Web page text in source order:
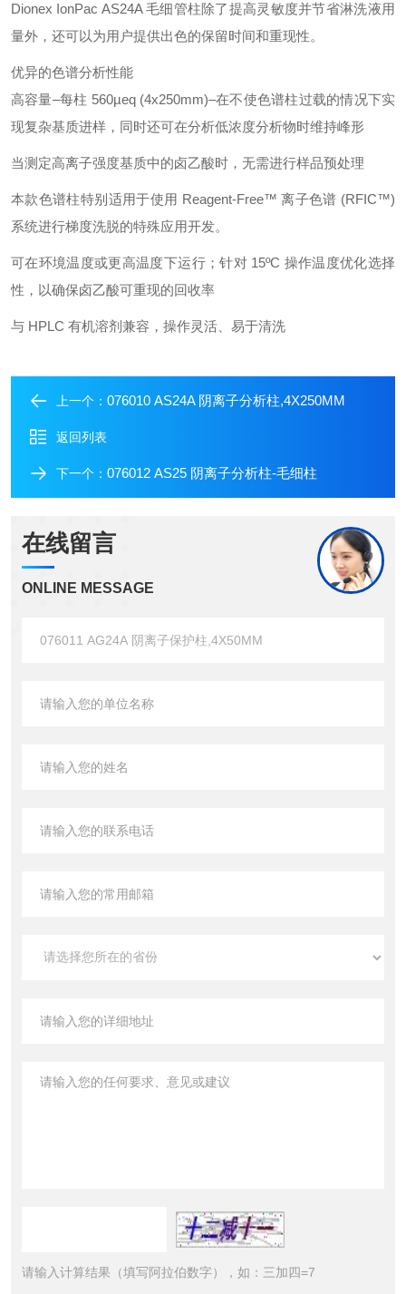
Dionex IonPac AS24A 毛细管柱除了提高灵敏度并节省淋洗液用
量外，还可以为用户提供出色的保留时间和重现性。
优异的色谱分析性能
高容量–每柱 560µeq (4x250mm)–在不使色谱柱过载的情况下实
现复杂基质进样，同时还可在分析低浓度分析物时维持峰形
当测定高离子强度基质中的卤乙酸时，无需进行样品预处理
本款色谱柱特别适用于使用 Reagent-Free™ 离子色谱 (RFIC™)
系统进行梯度洗脱的特殊应用开发。
可在环境温度或更高温度下运行；针对 15ºC 操作温度优化选择
性，以确保卤乙酸可重现的回收率
与 HPLC 有机溶剂兼容，操作灵活、易于清洗
上一个： 076010 AS24A 阴离子分析柱,4X250MM
返回列表
下一个： 076012 AS25 阴离子分析柱-毛细柱
在线留言
ONLINE MESSAGE
请输入计算结果（填写阿拉伯数字），如：三加四=7